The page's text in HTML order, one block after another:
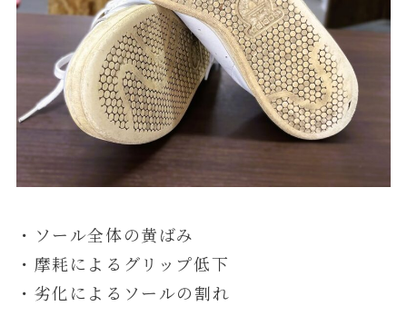
・ソール全体の黄ばみ
・摩耗によるグリップ低下
・劣化によるソールの割れ